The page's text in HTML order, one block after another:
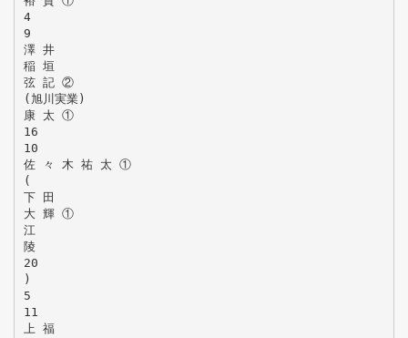
4
9
澤 井
稲 垣
弦 記 ②
(旭川実業)
康 太 ①
16
10
佐 々 木 祐 太 ①
(
下 田
大 輝 ①
江
陵
20
)
5
11
上 福